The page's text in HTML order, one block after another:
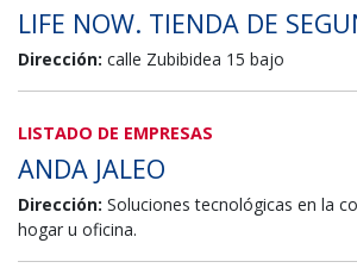
LIFE NOW. TIENDA DE
Dirección: calle Zubibidea 15 bajo
LISTADO DE EMPRESAS
ANDA JALEO
Dirección: Soluciones tecnológicas en la
hogar u oficina.